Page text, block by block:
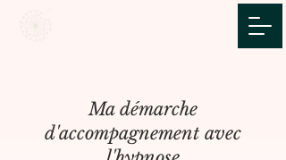
Ma démarche
d'accompagnement avec